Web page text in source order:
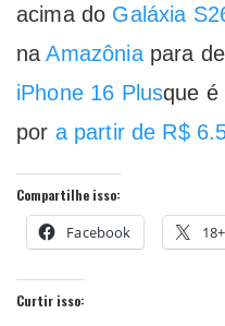
acima do Galáxia
naAmazôniapara de
iPhone 16 Plusque é
por a partir de R$
Compartilhe isso:
Facebook 18+
Curtir isso: